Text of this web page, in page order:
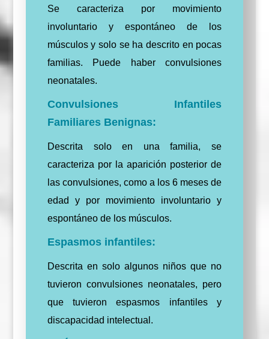
Se caracteriza por movimiento
involuntario y espontáneo de los
músculos y solo se ha descrito en pocas
familias. Puede haber convulsiones
neonatales.
Convulsiones Infantiles
Familiares Benignas:
Descrita solo en una familia, se
caracteriza por la aparición posterior de
las convulsiones, como a los 6 meses de
edad y por movimiento involuntario y
espontáneo de los músculos.
Espasmos infantiles:
Descrita en solo algunos niños que no
tuvieron convulsiones neonatales, pero
que tuvieron espasmos infantiles y
discapacidad intelectual.